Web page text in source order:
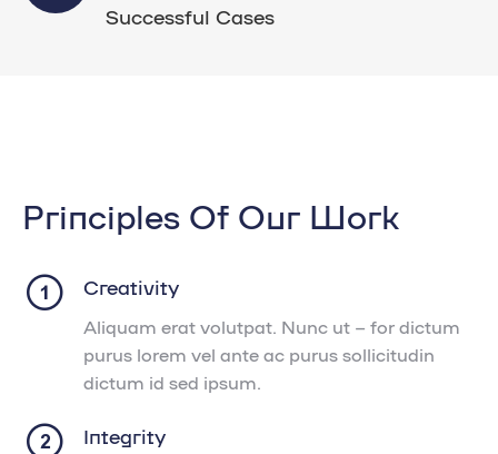
Successful Cases
Principles Of Our Work
Creativity
Aliquam erat volutpat. Nunc ut – for dictum
purus lorem vel ante ac purus sollicitudin
dictum id sed ipsum.
Integrity